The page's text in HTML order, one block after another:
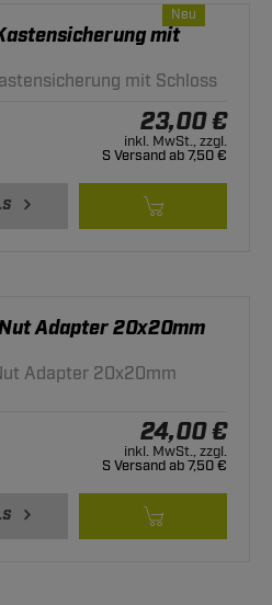
Neu
mit
mit Schloss
23,00 €
inkl. MwSt., zzgl.
S Versand ab 7,50 €
Adapter 20x20mm
Adapter 20x20mm
24,00 €
inkl. MwSt., zzgl.
S Versand ab 7,50 €